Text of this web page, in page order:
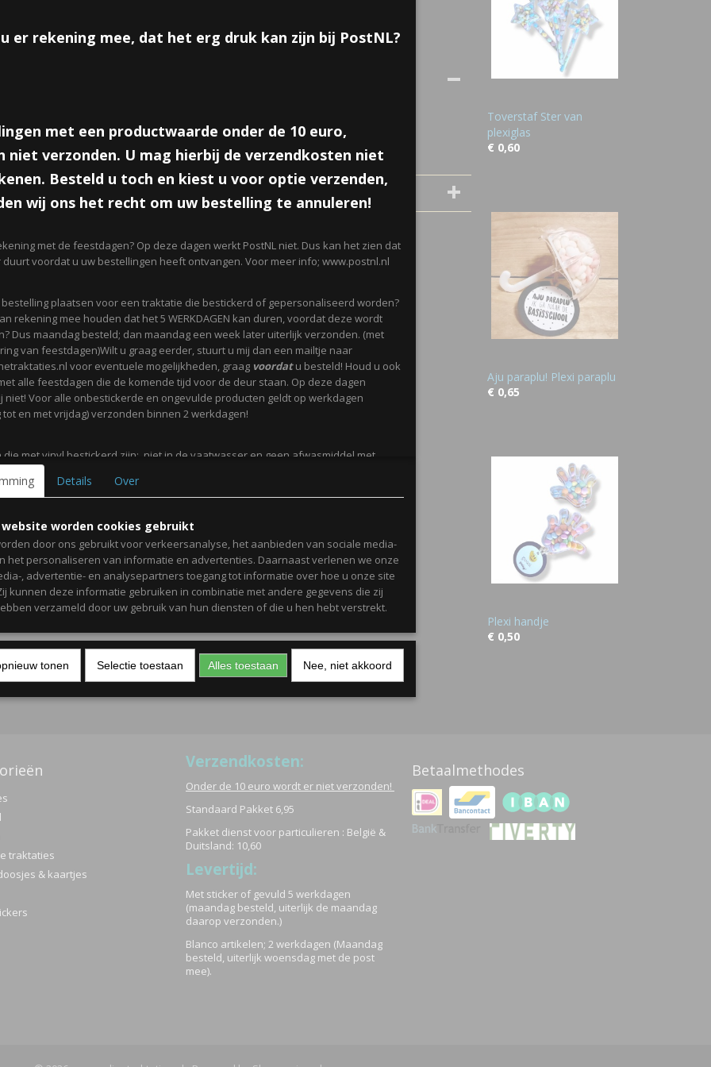
Verstuur
Hoogte 7cm
Reacties
Save
Toverstaf Ster van
plexiglas
€ 0,60
Aju paraplu! Plexi paraplu
€ 0,65
Plexi handje
€ 0,50
traktaties
& kaartjes
Verzendkosten:
Onder de 10 euro wordt er niet verzonden!
Standaard Pakket 6,95
Pakket dienst voor particulieren : België &
Duitsland: 10,60
Levertijd:
Met sticker of gevuld 5 werkdagen
(maandag besteld, uiterlijk de maandag
daarop verzonden.)
Blanco artikelen; 2 werkdagen (Maandag
besteld, uiterlijk woensdag met de post
mee).
Betaalmethodes
er rekening mee, dat het erg druk kan zijn bij PostNL?
met een productwaarde onder de 10 euro,
niet verzonden. U mag hierbij de verzendkosten niet
Besteld u toch en kiest u voor optie verzenden,
wij ons het recht om uw bestelling te annuleren!
met de feestdagen? Op deze dagen werkt PostNL niet. Dus kan het zien dat
duurt voordat u uw bestellingen heeft ontvangen. Voor meer info; www.postnl.nl
bestelling plaatsen voor een traktatie die bestickerd of gepersonaliseerd worden?
rekening mee houden dat het 5 WERKDAGEN kan duren, voordat deze wordt
Dus maandag besteld; dan maandag een week later uiterlijk verzonden. (met
van feestdagen)Wilt u graag eerder, stuurt u mij dan een mailtje naar
voor eventuele mogelijkheden, graag voordatu besteld! Houd u ook
alle feestdagen die de komende tijd voor de deur staan. Op deze dagen
niet! Voor alle onbestickerde en ongevulde producten geldt op werkdagen
tot en met vrijdag) verzonden binnen 2 werkdagen!
die met vinyl bestickerd zijn; niet in de vaatwasser en geen afwasmiddel met
gebruiken. De ronde geprinte stickers zijn
groet,
Ok
Details Over
website worden cookies gebruikt
door ons gebruikt voor verkeersanalyse, het aanbieden van sociale media-
het personaliseren van informatie en advertenties. Daarnaast verlenen we onze
, advertentie- en analysepartners toegang tot informatie over hoe u onze site
kunnen deze informatie gebruiken in combinatie met andere gegevens die zij
verzameld door uw gebruik van hun diensten of die u hen hebt verstrekt.
tonen Selectie toestaan Alles toestaan Nee, niet akkoord